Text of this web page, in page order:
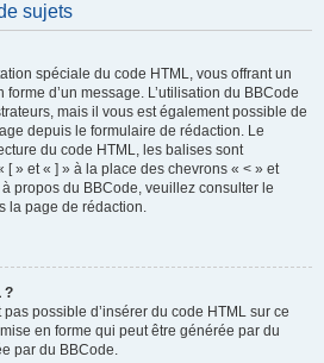
sujets
spéciale du code HTML, vous offrant un
d’un message. L’utilisation du BBCode
mais il vous est également possible de
depuis le formulaire de rédaction. Le
du code HTML, les balises sont
» et « ] » à la place des chevrons « < » et
propos du BBCode, veuillez consulter le
la page de rédaction.
?
pas possible d’insérer du code HTML sur ce
en forme qui peut être générée par du
par du BBCode.